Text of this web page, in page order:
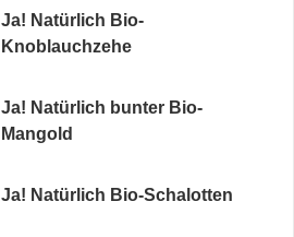
Ja! Natürlich Bio-
Knoblauchzehe
Ja! Natürlich bunter Bio-
Mangold
Ja! Natürlich Bio-Schalotten